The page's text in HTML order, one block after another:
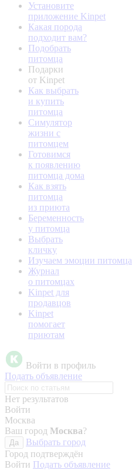
Установите
приложение Kinpet
Какая порода
подходит вам?
Подобрать
питомца
Подарки
от Kinpet
Как выбрать
и купить
питомца
Симулятор
жизни с
питомцем
Готовимся
к появлению
питомца дома
Как взять
питомца
из приюта
Беременность
у питомца
Выбрать
кличку
Изучаем эмоции питомца
Журнал
о питомцах
Kinpet для
продавцов
Kinpet
помогает
приютам
Войти в профиль
Подать объявление
Нет результатов
Войти
Москва
Ваш город Москва?
Да
Выбрать город
Город подтверждён
Войти Подать объявление